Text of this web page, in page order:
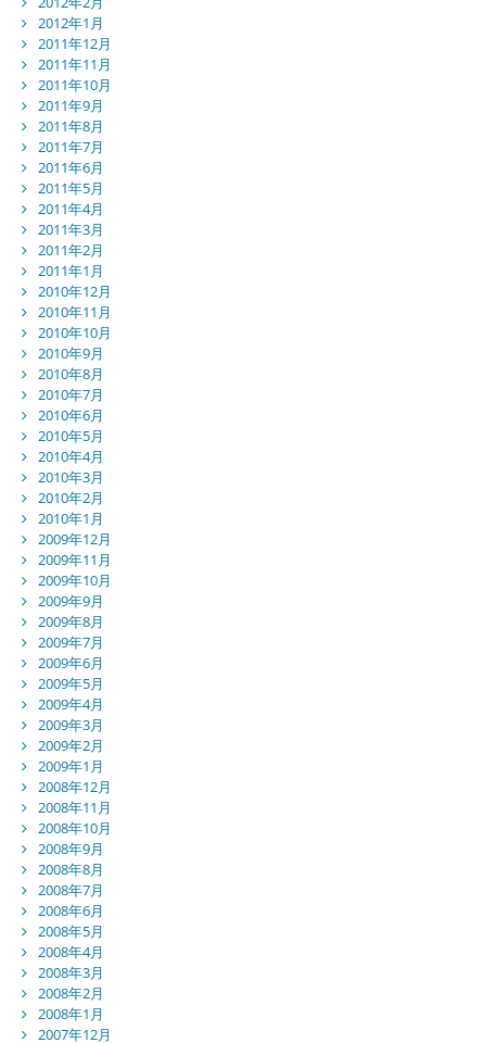
2012年1月
2011年12月
2011年11月
2011年10月
2011年9月
2011年8月
2011年7月
2011年6月
2011年5月
2011年4月
2011年3月
2011年2月
2011年1月
2010年12月
2010年11月
2010年10月
2010年9月
2010年8月
2010年7月
2010年6月
2010年5月
2010年4月
2010年3月
2010年2月
2010年1月
2009年12月
2009年11月
2009年10月
2009年9月
2009年8月
2009年7月
2009年6月
2009年5月
2009年4月
2009年3月
2009年2月
2009年1月
2008年12月
2008年11月
2008年10月
2008年9月
2008年8月
2008年7月
2008年6月
2008年5月
2008年4月
2008年3月
2008年2月
2008年1月
2007年12月